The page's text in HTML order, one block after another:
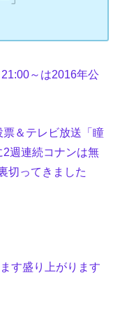
～は2016年公
＆テレビ放送「瞳
週連続コナンは無
切ってきました
す盛り上がります